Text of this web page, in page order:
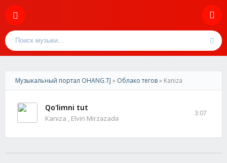
Музыкальный портал OHANG.TJ » Облако тегов» Kaniza
Qo'limni tut
Kaniza , Elvin Mirzəzadə
3:07